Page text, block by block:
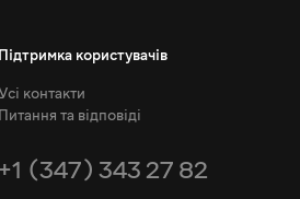
Підтримка користувачів
контакти
Питання та відповіді
+1 (347) 343 27 82